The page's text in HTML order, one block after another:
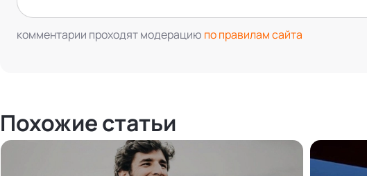
комментарии проходят модерацию по правилам сайта
Похожие статьи